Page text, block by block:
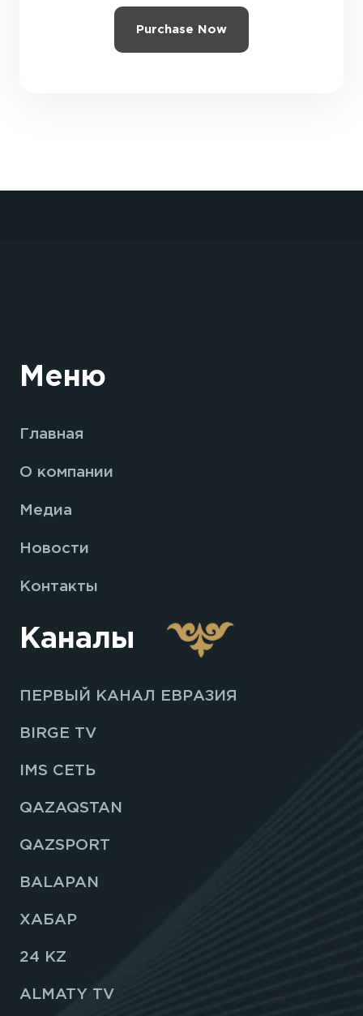
Purchase Now
Меню
Главная
О компании
Медиа
Новости
Контакты
Каналы
ПЕРВЫЙ КАНАЛ ЕВРАЗИЯ
BIRGE TV
IMS СЕТЬ
QAZAQSTAN
QAZSPORT
BALAPAN
ХАБАР
24 KZ
ALMATY TV